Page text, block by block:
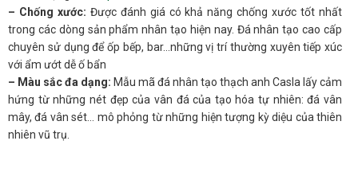
– Chống xước: Được đánh giá có khả năng chống xước tốt nhất
trong các dòng sản phẩm nhân tạo hiện nay. Đá nhân tạo cao cấp
chuyên sử dụng để ốp bếp, bar…những vị trí thường xuyên tiếp xúc
với ẩm ướt dễ ố bẩn
– Màu sắc đa dạng: Mẫu mã đá nhân tạo thạch anh Casla lấy cảm
hứng từ những nét đẹp của vân đá của tạo hóa tự nhiên: đá vân
mây, đá vân sét… mô phỏng từ những hiện tượng kỳ diệu của thiên
nhiên vũ trụ.